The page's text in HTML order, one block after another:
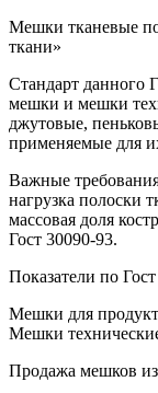
Мешки тканевые
ткани»
Стандарт данного
мешки и мешки
джутовые,
применяемые для
Важные
нагрузка полоски
массовая доля
Гост 30090-93.
Показатели по
Мешки для
Мешки
Продажа мешков